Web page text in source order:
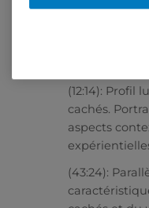
analytiques
sur la
génériques
(12:14): Profil
cachés.
aspects
(43:24):